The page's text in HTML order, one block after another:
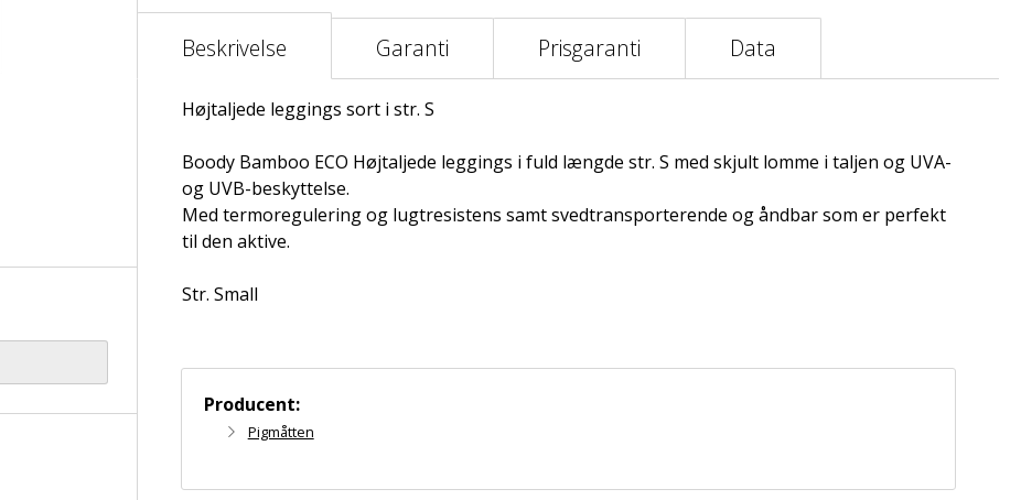
Beskrivelse Garanti Prisgaranti Data
Højtaljede leggings sort i str. S
Boody Bamboo ECO Højtaljede leggings i fuld længde str. S med skjult lomme i taljen og UVA-
og UVB-beskyttelse.
Med termoregulering og lugtresistens samt svedtransporterende og åndbar som er perfekt
til den aktive.
Str. Small
Producent:
Pigmåtten